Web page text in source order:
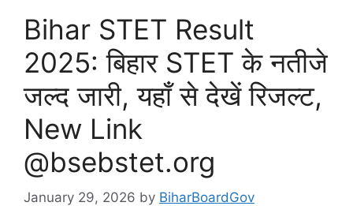
Bihar STET Result
2025: बिहार STET के नतीजे
जल्द जारी, यहाँ से देखें रिजल्ट,
New Link
@bsebstet.org
January 29, 2026 by BiharBoardGov